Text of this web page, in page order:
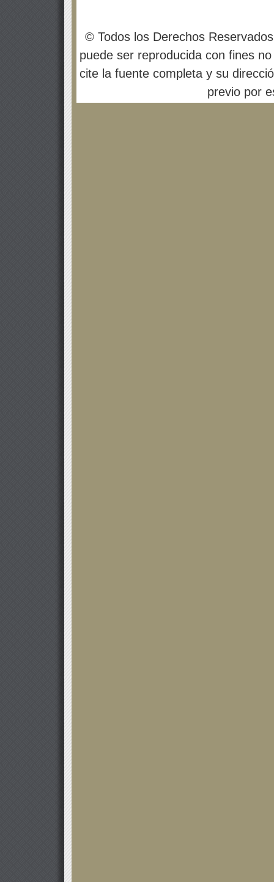
© Todos los Derechos
puede ser reproducida con fines
cite la fuente completa y su
previo por